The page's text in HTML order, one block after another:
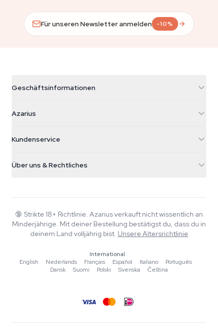
Für unseren Newsletter anmelden -10%
Geschäftsinformationen
Galvaniweg 11
Nederland
+31(0)204897914
Azarius
Smokeshop
Kundenservice
FAQ
Datenschutzrichtlinie
Über uns & Rechtliches
Wiki
Blog
Autoren
Tools & Rechner
🔞 Strikte 18+ Richtlinie. Azarius verkauft nicht wissentlich an
Minderjährige. Mit deiner Bestellung bestätigst du, dass du in
deinem Land volljährig bist. Unsere Altersrichtlinie
International
English
·Nederlands ·Français ·Español ·Italiano ·Português
·
Dansk
·Suomi ·Polski ·Svenska ·Čeština